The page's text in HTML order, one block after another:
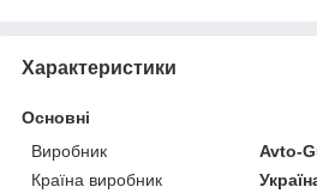
Характеристики
Основні
Виробник
Avto-
Країна виробник